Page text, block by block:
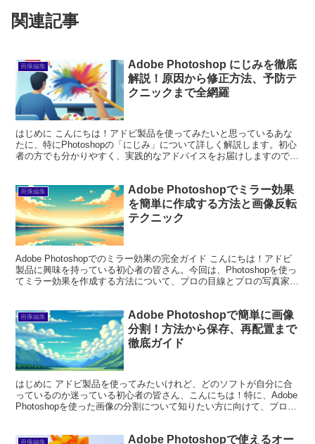
関連記事
画像編集
Adobe Photoshop にじみを徹底
解説！原因から修正方法、予防テ
クニックまで全網羅
はじめに こんにちは！アドビ製品を使ってみたいと思っているあな
たに、特にPhotoshopの「にじみ」について詳しく解説します。初心
者の方でも分かりやすく、実践的なアドバイスをお届けしますので、
画像編集
Adobe Photoshopでミラー効果
を簡単に作成する方法と画像反転
テクニック
Adobe Photoshopでのミラー効果の完全ガイド こんにちは！アドビ
製品に興味を持っている初心者の皆さん。今回は、Photoshopを使っ
てミラー効果を作成する方法について、プロの目線とプロの写真家の
画像編集
Adobe Photoshopで簡単に画像
分割！方法から保存、再配置まで
徹底ガイド
はじめに アドビ製品を使ってみたいけれど、どのソフトが自分に合
っているのか迷っている初心者の皆さん、こんにちは！特に、Adobe
Photoshopを使った画像の分割について知りたい方に向けて、プロの
画像編集
Adobe Photoshopで使えるオー